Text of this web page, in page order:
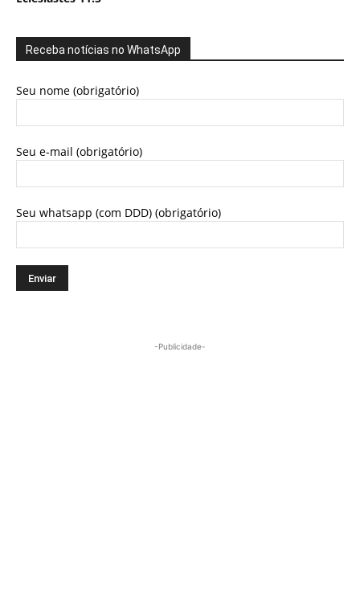
Receba notícias no WhatsApp
Seu nome (obrigatório)
Seu e-mail (obrigatório)
Seu whatsapp (com DDD) (obrigatório)
-Publicidade-